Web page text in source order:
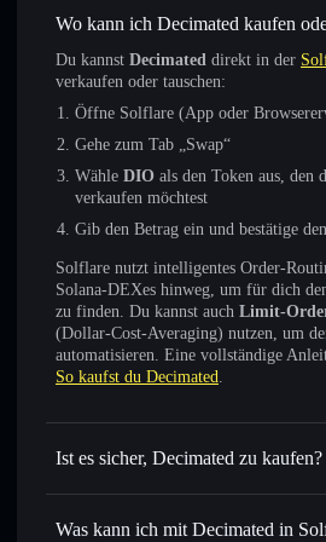
Wo kann ich Decimated kaufen
Du kannst Decimated direkt in der
verkaufen oder tauschen:
Öffne Solflare (App oder
Gehe zum Tab „Swap“
Wähle DIO als den Token aus, den
verkaufen möchtest
Gib den Betrag ein und bestätige
Solflare nutzt intelligentes Order-
Solana-DEXes hinweg, um für dich
zu finden. Du kannst auch Limit-
(Dollar-Cost-Averaging) nutzen, um
automatisieren. Eine vollständige
So kaufst du Decimated.
Ist es sicher, Decimated zu kaufen?
Decimated verifizierter Token
Was kann ich mit Decimated in